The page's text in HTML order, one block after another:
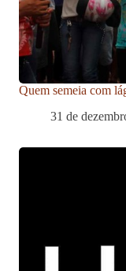
Quem semeia com
31 de